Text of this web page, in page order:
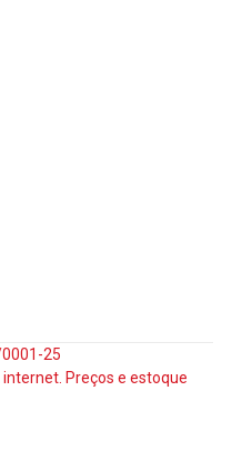
0001-25
Preços e estoque